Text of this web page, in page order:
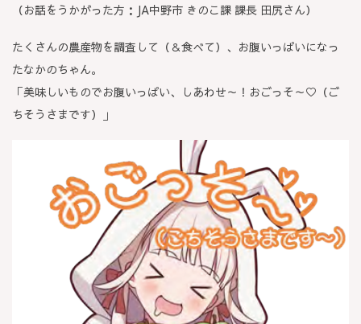
（お話をうかがった方：JA中野市 きのこ課 課長 田尻さん）
たくさんの農産物を調査して（＆食べて）、お腹いっぱいになっ
たなかのちゃん。
「美味しいものでお腹いっぱい、しあわせ～！おごっそ～♡（ご
ちそうさまです）」